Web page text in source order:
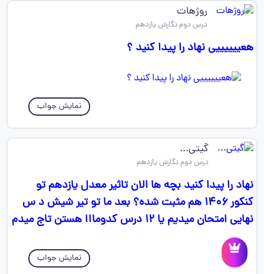
روژهات
درس دوم نگارش یازدهم
هعییییییی نهاد را پیدا کنید ؟
نمایش جواب
گیتی...
درس دوم نگارش یازدهم
نهاد را پیدا کنید بچه ها الان تاثیر معدل یازدهم تو
کنکور ۱۴۰۶ هم مثبت شده؟ بعد ما تو تیر شیش د س
نهایی امتحان میدیم یا ۱۲ درس کدومااا هستن تاج میدم
نمایش جواب